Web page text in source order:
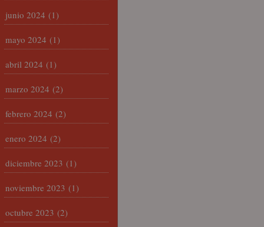
junio 2024 (1)
mayo 2024 (1)
abril 2024 (1)
marzo 2024 (2)
febrero 2024 (2)
enero 2024 (2)
diciembre 2023 (1)
noviembre 2023 (1)
octubre 2023 (2)